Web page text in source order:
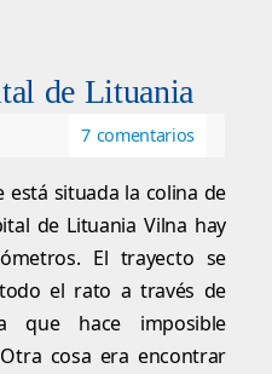
de Lituania
7 comentarios
está situada la colina de
de Lituania Vilna hay
El trayecto se
el rato a través de
que hace imposible
cosa era encontrar